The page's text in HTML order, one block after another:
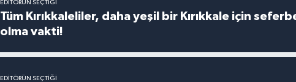
EDITÖRÜN SEÇTIĞI
Tüm Kırıkkaleliler, daha yeşil bir Kırıkkale için
olma vakti!
EDITÖRÜN SEÇTIĞI